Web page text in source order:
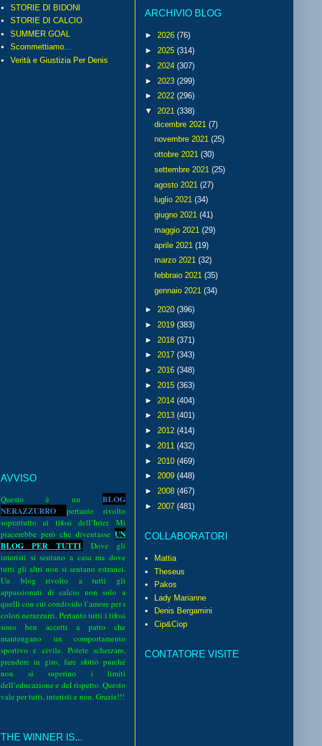
STORIE DI BIDONI
STORIE DI CALCIO
SUMMER GOAL
Scommettiamo...
Verità e Giustizia Per Denis
AVVISO
Questo è un BLOG
NERAZZURRO pertanto rivolto
soprattutto ai tifosi dell’Inter. Mi
piacerebbe però che diventasse UN
BLOG PER TUTTI.
Dove gli
interisti si sentano a casa ma dove
tutti gli altri non si sentano estranei.
Un blog rivolto a tutti gli
appassionati di calcio non solo a
quelli con cui condivido l’amore per i
colori nerazzurri. Pertanto tutti i tifosi
sono ben accetti a patto che
mantengano un comportamento
sportivo e civile. Potete scherzare,
prendere in giro, fare sfottò purché
non si superino i limiti
dell’educazione e del rispetto. Questo
vale per tutti, interisti e non. Grazie!!!
THE WINNER IS...
ARCHIVIO BLOG
► 2026 (76)
► 2025 (314)
► 2024 (307)
► 2023 (299)
► 2022 (296)
▼ 2021 (338)
dicembre 2021 (7)
novembre 2021 (25)
ottobre 2021 (30)
settembre 2021 (25)
agosto 2021 (27)
luglio 2021 (34)
giugno 2021 (41)
maggio 2021 (29)
aprile 2021 (19)
marzo 2021 (32)
febbraio 2021 (35)
gennaio 2021 (34)
► 2020 (396)
► 2019 (383)
► 2018 (371)
► 2017 (343)
► 2016 (348)
► 2015 (363)
► 2014 (404)
► 2013 (401)
► 2012 (414)
► 2011 (432)
► 2010 (469)
► 2009 (448)
► 2008 (467)
► 2007 (481)
COLLABORATORI
Mattia
Theseus
Pakos
Lady Marianne
Denis Bergamini
Cip&Ciop
CONTATORE VISITE